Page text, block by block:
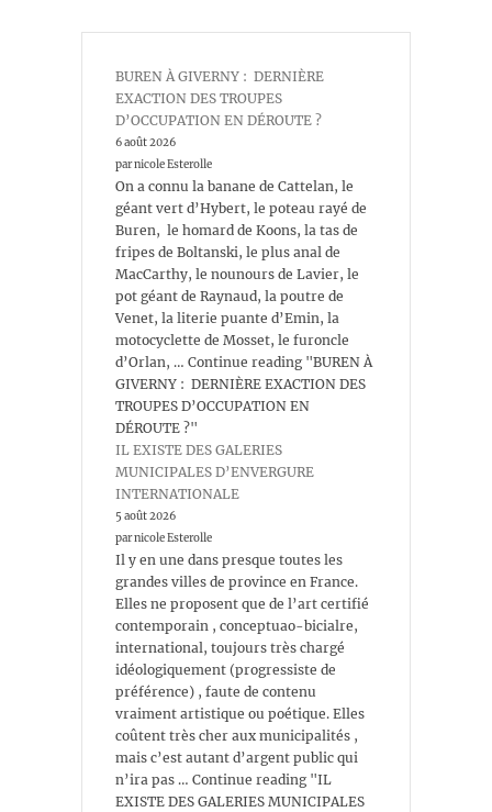
BUREN À GIVERNY : DERNIÈRE
EXACTION DES TROUPES
D’OCCUPATION EN DÉROUTE ?
6 août 2026
par nicole Esterolle
On a connu la banane de Cattelan, le
géant vert d’Hybert, le poteau rayé de
Buren, le homard de Koons, la tas de
fripes de Boltanski, le plus anal de
MacCarthy, le nounours de Lavier, le
pot géant de Raynaud, la poutre de
Venet, la literie puante d’Emin, la
motocyclette de Mosset, le furoncle
d’Orlan, … Continue reading "BUREN À
GIVERNY : DERNIÈRE EXACTION DES
TROUPES D’OCCUPATION EN
DÉROUTE ?"
IL EXISTE DES GALERIES
MUNICIPALES D’ENVERGURE
INTERNATIONALE
5 août 2026
par nicole Esterolle
Il y en une dans presque toutes les
grandes villes de province en France.
Elles ne proposent que de l’art certifié
contemporain , conceptuao-bicialre,
international, toujours très chargé
idéologiquement (progressiste de
préférence) , faute de contenu
vraiment artistique ou poétique. Elles
coûtent très cher aux municipalités ,
mais c’est autant d’argent public qui
n’ira pas … Continue reading "IL
EXISTE DES GALERIES MUNICIPALES